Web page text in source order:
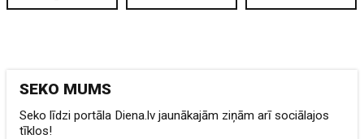
SEKO MUMS
Seko līdzi portāla Diena.lv jaunākajām ziņām arī sociālajos
tīklos!